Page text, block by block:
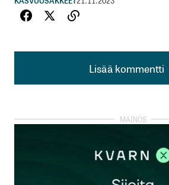
Lisää kommentti
Lisää kommentti
rekisteröityä